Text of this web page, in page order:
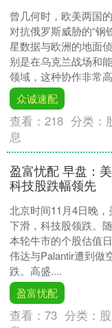
曾几何时，欧美两国
对抗俄罗斯威胁的“钢
星数据与欧洲的地面
别是在乌克兰战场和
领域，这种协作非常
众诚速配
查看：218 分类：
息
盈富忧配 早盘：
科技股跌幅领先
北京时间11月4日晚
下滑，科技股领跌。
本轮牛市的个股估值
伟达与Palantir遭到做
跌。高盛....
盈富忧配
查看：73 分类：